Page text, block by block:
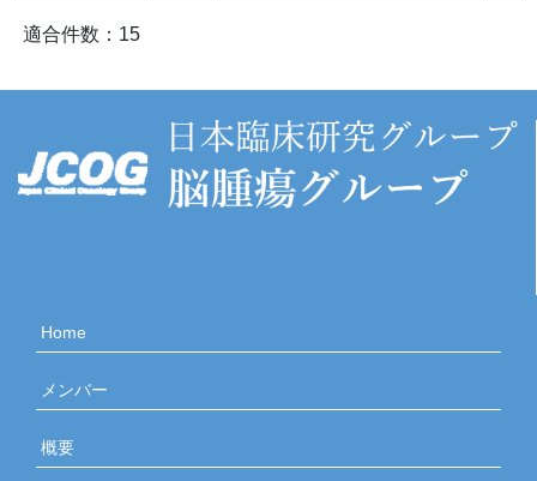
適合件数：15
Home
メンバー
概要